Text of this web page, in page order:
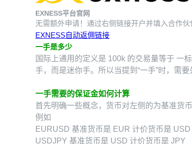
EXNESS平台官网
无需额外申请！通过右侧链接开户并填入合作伙
EXNESS自动返佣链接
一手是多少
国际上通用的定义是 100k 的交易量等于 一
手，而是迷你手。所以当提到“一手”时，需要
一手需要的保证金如何计算
首先明确一些概念，货币对左侧的为基准货
例如
EURUSD 基准货币是 EUR 计价货币是 USD
USDJPY 基准货币是 USD 计价货币是 JPY